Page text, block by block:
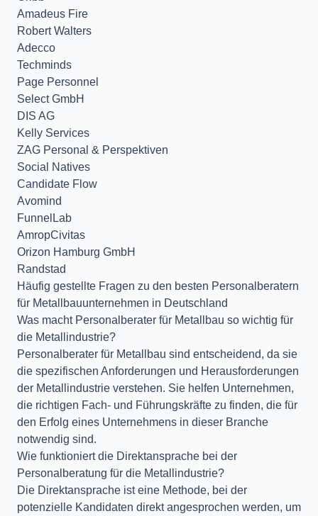
Amadeus Fire
Robert Walters
Adecco
Techminds
Page Personnel
Select GmbH
DIS AG
Kelly Services
ZAG Personal & Perspektiven
Social Natives
Candidate Flow
Avomind
FunnelLab
AmropCivitas
Orizon Hamburg GmbH
Randstad
Häufig gestellte Fragen zu den besten Personalberatern
für Metallbauunternehmen in Deutschland
Was macht Personalberater für Metallbau so wichtig für
die Metallindustrie?
Personalberater für Metallbau sind entscheidend, da sie
die spezifischen Anforderungen und Herausforderungen
der Metallindustrie verstehen. Sie helfen Unternehmen,
die richtigen Fach- und Führungskräfte zu finden, die für
den Erfolg eines Unternehmens in dieser Branche
notwendig sind.
Wie funktioniert die Direktansprache bei der
Personalberatung für die Metallindustrie?
Die Direktansprache ist eine Methode, bei der
potenzielle Kandidaten direkt angesprochen werden, um